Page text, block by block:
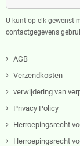
U kunt op elk gewenst
contactgegevens
AGB
Verzendkosten
verwijdering van
Privacy Policy
Herroepingsrecht
Herroepingsrecht